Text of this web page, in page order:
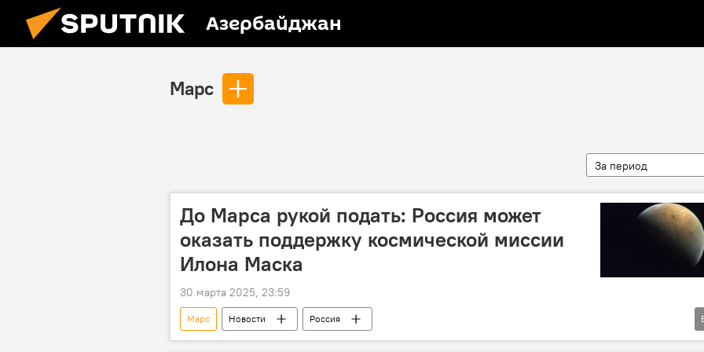
Азербайджан
Марс
За период
До Марса рукой подать: Россия может
оказать поддержку космической миссии
Илона Маска
30 марта 2025, 23:59
Марс Новости
Россия
спецпредставитель президента РФ по инвестиционно-экономическому сотрудничеству с зарубежными странами Кирилл Дмитриев